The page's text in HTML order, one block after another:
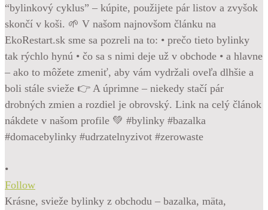
•
Follow
Krásne, svieže bylinky z obchodu – bazalka, mäta,